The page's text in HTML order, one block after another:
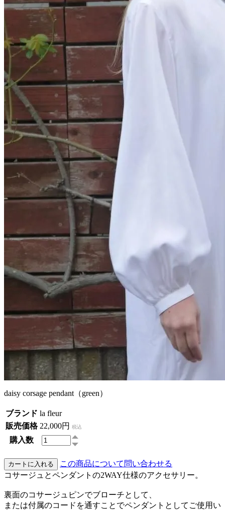
daisy corsage pendant（green）
ブランド la fleur
販売価格 22,000円 税込
購入数
この商品について問い合わせる
コサージュとペンダントの2WAY仕様のアクセサリー。
裏面のコサージュピンでブローチとして、
または付属のコードを通すことでペンダントとしてご使用い